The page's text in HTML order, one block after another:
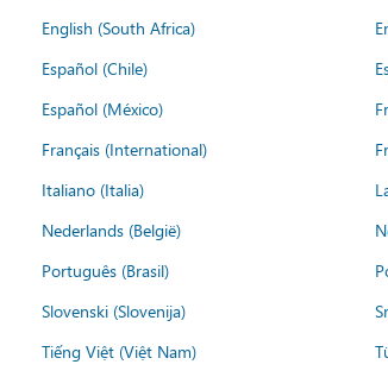
English (South Africa)
Español (Chile)
Español (México)
Français (International)
Italiano (Italia)
Nederlands (België)
Português (Brasil)
Slovenski (Slovenija)
Tiếng Việt (Việt Nam)